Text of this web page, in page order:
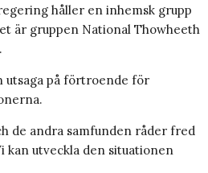
håller en inhemsk grupp
är gruppen National Thowheeth
utsaga på förtroende för
de andra samfunden råder fred
kan utveckla den situationen